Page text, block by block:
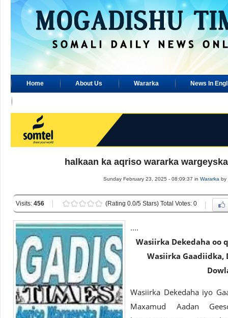
Home About Us Wararka News In
halkaan ka aqriso wararka
Sunday February 23, 2025 - 08:09:37 in Wararka by
Visits: 456 (Rating 0.0/5 Stars) Total Votes: 0
....
Wasiirka Dekedaha oo
Wasiirka Gaadiidka,
Wasiirka Dekedaha iyo
Maxamud Aadan